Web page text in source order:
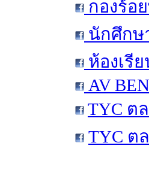
กองร้อ
นักศึกษ
ห้องเรี
AV
TYC ต
TYC ต